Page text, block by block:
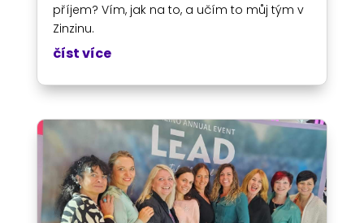
příjem? Vím, jak na to, a učím to můj tým v
Zinzinu.
číst více